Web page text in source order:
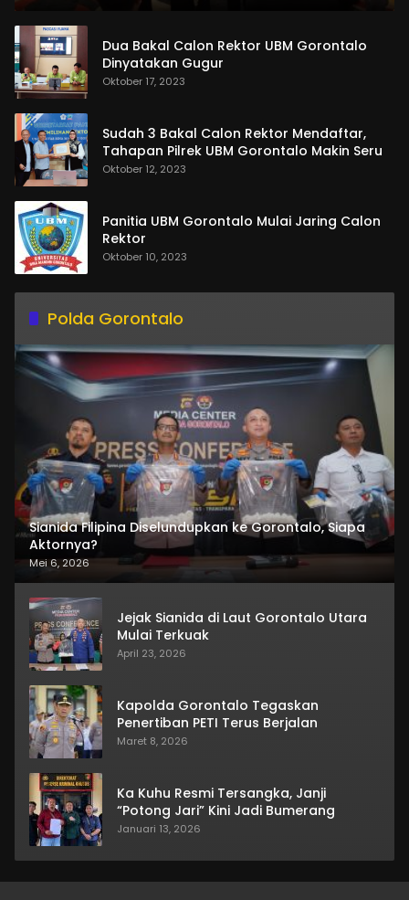
Dua Bakal Calon Rektor UBM Gorontalo
Dinyatakan Gugur
Oktober 17, 2023
Sudah 3 Bakal Calon Rektor Mendaftar,
Tahapan Pilrek UBM Gorontalo Makin Seru
Oktober 12, 2023
Panitia UBM Gorontalo Mulai Jaring Calon
Rektor
Oktober 10, 2023
Polda Gorontalo
Sianida Filipina Diselundupkan ke Gorontalo, Siapa
Aktornya?
Mei 6, 2026
Jejak Sianida di Laut Gorontalo Utara
Mulai Terkuak
April 23, 2026
Kapolda Gorontalo Tegaskan
Penertiban PETI Terus Berjalan
Maret 8, 2026
Ka Kuhu Resmi Tersangka, Janji
“Potong Jari” Kini Jadi Bumerang
Januari 13, 2026